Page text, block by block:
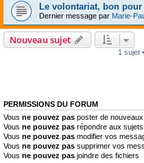
Le volontariat, bon pour
Dernier message par Marie-
Nouveau sujet
1 sujet
PERMISSIONS DU FORUM
Vous ne pouvez pas poster de
Vous ne pouvez pas répondre aux sujets
Vous ne pouvez pas modifier vos
Vous ne pouvez pas supprimer vos
Vous ne pouvez pas joindre des fichiers